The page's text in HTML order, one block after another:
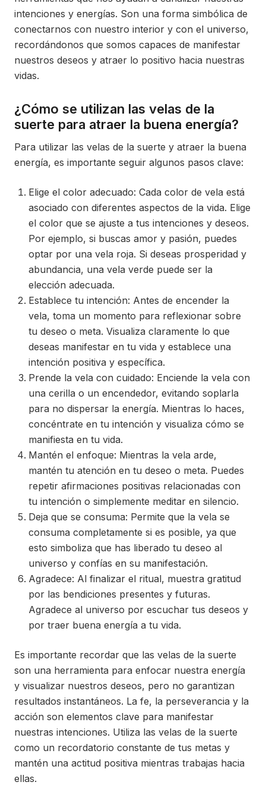
intenciones y energías. Son una forma simbólica de
conectarnos con nuestro interior y con el universo,
recordándonos que somos capaces de manifestar
nuestros deseos y atraer lo positivo hacia nuestras
vidas.
¿Cómo se utilizan las velas de la
suerte para atraer la buena energía?
Para utilizar las velas de la suerte y atraer la buena
energía, es importante seguir algunos pasos clave:
Elige el color adecuado: Cada color de vela está
asociado con diferentes aspectos de la vida. Elige
el color que se ajuste a tus intenciones y deseos.
Por ejemplo, si buscas amor y pasión, puedes
optar por una vela roja. Si deseas prosperidad y
abundancia, una vela verde puede ser la
elección adecuada.
Establece tu intención: Antes de encender la
vela, toma un momento para reflexionar sobre
tu deseo o meta. Visualiza claramente lo que
deseas manifestar en tu vida y establece una
intención positiva y específica.
Prende la vela con cuidado: Enciende la vela con
una cerilla o un encendedor, evitando soplarla
para no dispersar la energía. Mientras lo haces,
concéntrate en tu intención y visualiza cómo se
manifiesta en tu vida.
Mantén el enfoque: Mientras la vela arde,
mantén tu atención en tu deseo o meta. Puedes
repetir afirmaciones positivas relacionadas con
tu intención o simplemente meditar en silencio.
Deja que se consuma: Permite que la vela se
consuma completamente si es posible, ya que
esto simboliza que has liberado tu deseo al
universo y confías en su manifestación.
Agradece: Al finalizar el ritual, muestra gratitud
por las bendiciones presentes y futuras.
Agradece al universo por escuchar tus deseos y
por traer buena energía a tu vida.
Es importante recordar que las velas de la suerte
son una herramienta para enfocar nuestra energía
y visualizar nuestros deseos, pero no garantizan
resultados instantáneos. La fe, la perseverancia y la
acción son elementos clave para manifestar
nuestras intenciones. Utiliza las velas de la suerte
como un recordatorio constante de tus metas y
mantén una actitud positiva mientras trabajas hacia
ellas.